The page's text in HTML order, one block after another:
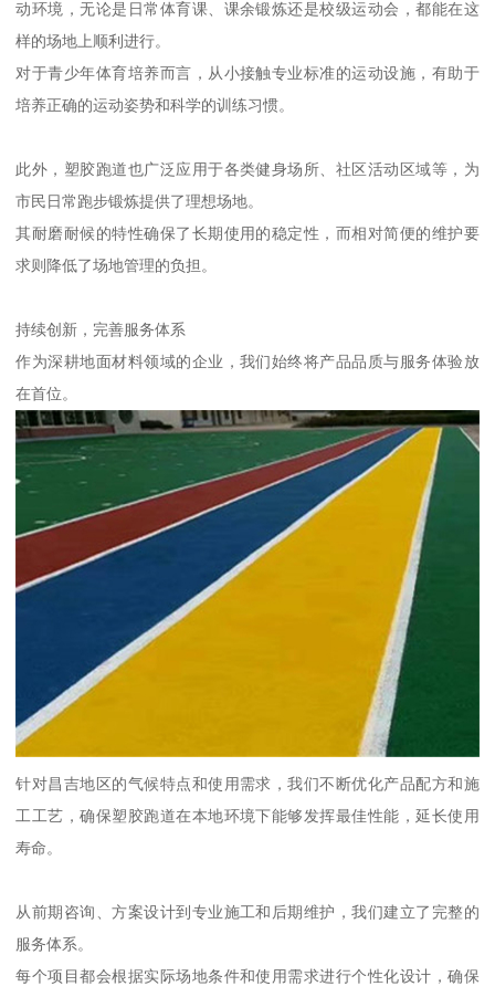
动环境，无论是日常体育课、课余锻炼还是校级运动会，都能在这
样的场地上顺利进行。
对于青少年体育培养而言，从小接触专业标准的运动设施，有助于
培养正确的运动姿势和科学的训练习惯。
此外，塑胶跑道也广泛应用于各类健身场所、社区活动区域等，为
市民日常跑步锻炼提供了理想场地。
其耐磨耐候的特性确保了长期使用的稳定性，而相对简便的维护要
求则降低了场地管理的负担。
持续创新，完善服务体系
作为深耕地面材料领域的企业，我们始终将产品品质与服务体验放
在首位。
针对昌吉地区的气候特点和使用需求，我们不断优化产品配方和施
工工艺，确保塑胶跑道在本地环境下能够发挥最佳性能，延长使用
寿命。
从前期咨询、方案设计到专业施工和后期维护，我们建立了完整的
服务体系。
每个项目都会根据实际场地条件和使用需求进行个性化设计，确保